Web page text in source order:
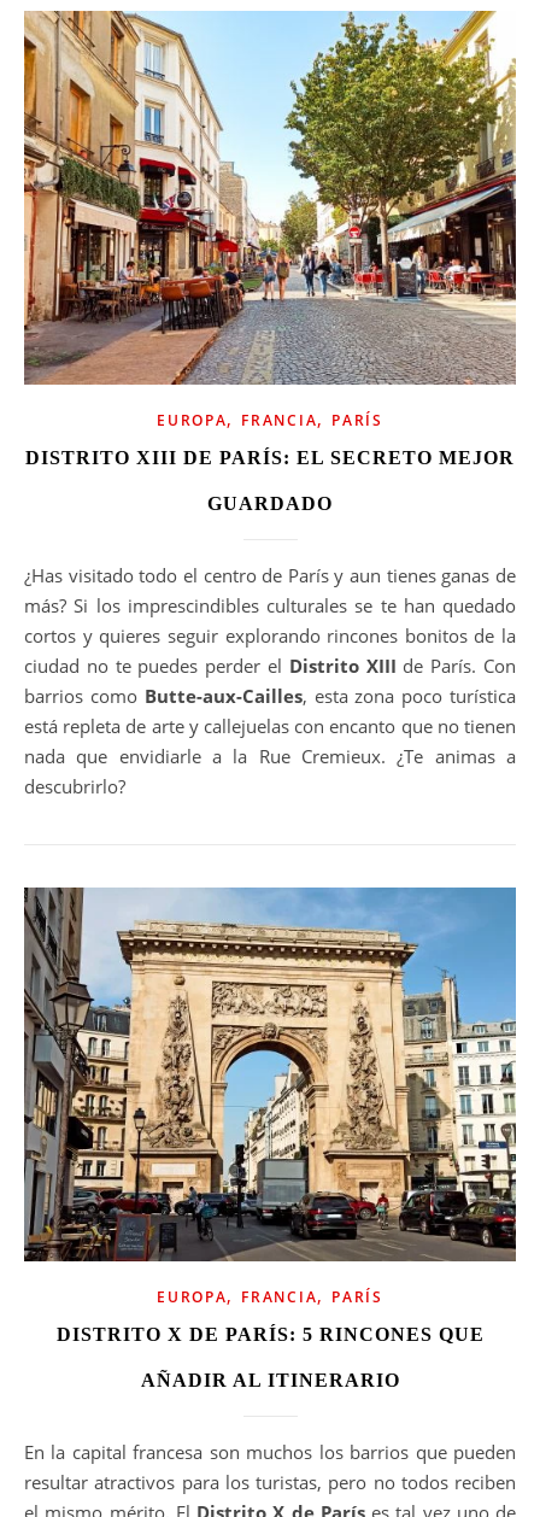
EUROPA, FRANCIA, PARÍS
DISTRITO XIII DE PARÍS: EL SECRETO MEJOR
GUARDADO
¿Has visitado todo el centro de París y aun tienes ganas de
más? Si los imprescindibles culturales se te han quedado
cortos y quieres seguir explorando rincones bonitos de la
ciudad no te puedes perder el Distrito XIII de París. Con
barrios como Butte-aux-Cailles, esta zona poco turística
está repleta de arte y callejuelas con encanto que no tienen
nada que envidiarle a la Rue Cremieux. ¿Te animas a
descubrirlo?
EUROPA, FRANCIA, PARÍS
DISTRITO X DE PARÍS: 5 RINCONES QUE
AÑADIR AL ITINERARIO
En la capital francesa son muchos los barrios que pueden
resultar atractivos para los turistas, pero no todos reciben